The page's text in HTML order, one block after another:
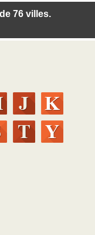
76 villes.